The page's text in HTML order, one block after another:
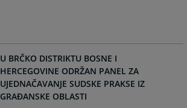
U BRČKO DISTRIKTU BOSNE I
HERCEGOVINE ODRŽAN PANEL ZA
UJEDNAČAVANJE SUDSKE PRAKSE IZ
GRAĐANSKE OBLASTI